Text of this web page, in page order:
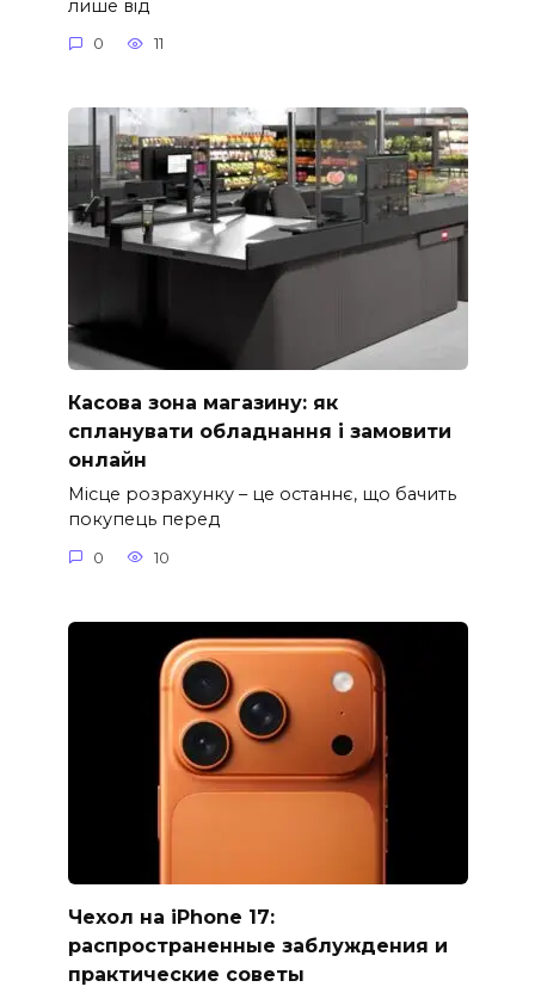
лише від
0 11
Касова зона магазину: як
спланувати обладнання і замовити
онлайн
Місце розрахунку – це останнє, що бачить
покупець перед
0 10
Чехол на iPhone 17:
распространенные заблуждения и
практические советы